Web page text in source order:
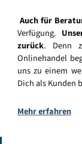
Auch für
Verfügung.
zurück. Denn
Onlinehandel
uns zu einem
Dich als Kunden
Mehr erfahren